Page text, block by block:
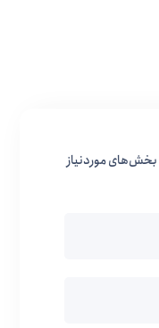
بخش‌های موردنیاز